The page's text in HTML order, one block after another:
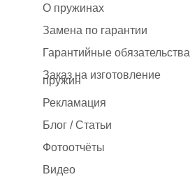
О пружинах
Замена по гарантии
Гарантийные обязательства
Заказ на изготовление
пружин
Рекламация
Блог / Статьи
Фотоотчёты
Видео